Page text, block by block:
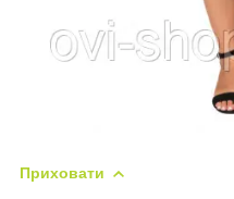
Приховати